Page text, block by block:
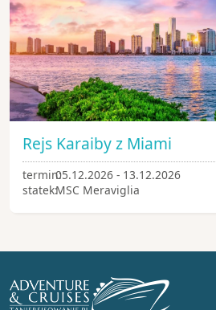
Rejs Karaiby z Miami
termin:05.12.2026 - 13.12.2026
statek:MSC Meraviglia